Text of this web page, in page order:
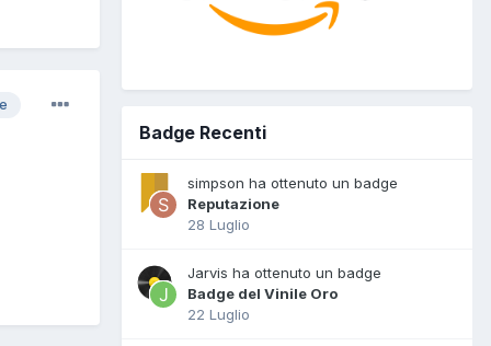
Badge Recenti
simpson ha ottenuto un badge
Reputazione
28 Luglio
Jarvis ha ottenuto un badge
Badge del Vinile Oro
22 Luglio